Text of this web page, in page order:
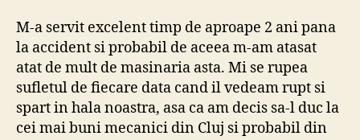
M-a servit excelent timp de aproape 2 ani pana
la accident si probabil de aceea m-am atasat
atat de mult de masinaria asta. Mi se rupea
sufletul de fiecare data cand il vedeam rupt si
spart in hala noastra, asa ca am decis sa-l duc la
cei mai buni mecanici din Cluj si probabil din